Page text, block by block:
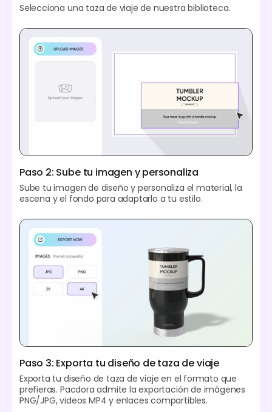
Selecciona una taza de viaje de nuestra biblioteca.
Paso 2: Sube tu imagen y personaliza
Sube tu imagen de diseño y personaliza el material, la
escena y el fondo para adaptarlo a tu estilo.
Paso 3: Exporta tu diseño de taza de viaje
Exporta tu diseño de taza de viaje en el formato que
prefieras. Pacdora admite la exportación de imágenes
PNG/JPG, videos MP4 y enlaces compartibles.